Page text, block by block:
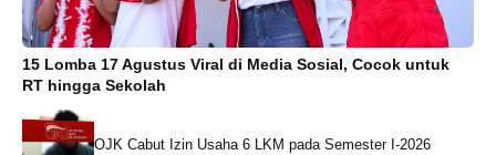
15 Lomba 17 Agustus Viral di Media Sosial, Cocok untuk
RT hingga Sekolah
OJK Cabut Izin Usaha 6 LKM pada Semester I-2026